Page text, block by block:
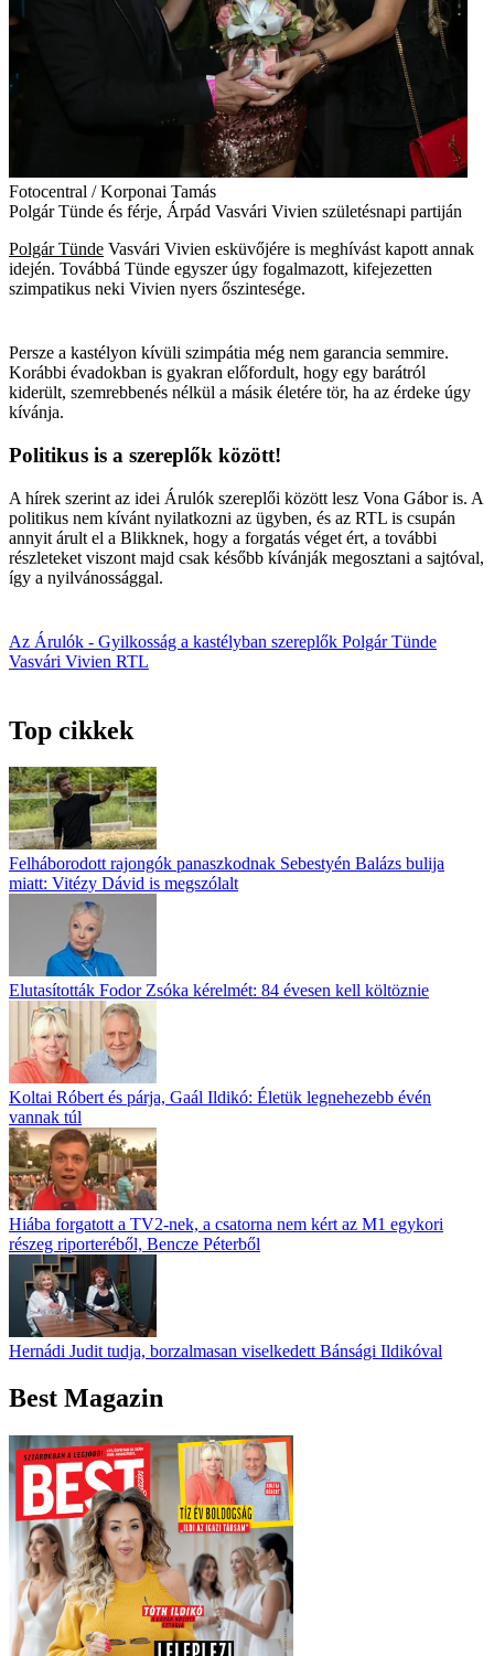
Fotocentral / Korponai Tamás
Polgár Tünde és férje, Árpád Vasvári Vivien születésnapi partiján
Polgár Tünde Vasvári Vivien esküvőjére is meghívást kapott annak
idején. Továbbá Tünde egyszer úgy fogalmazott, kifejezetten
szimpatikus neki Vivien nyers őszintesége.
Persze a kastélyon kívüli szimpátia még nem garancia semmire.
Korábbi évadokban is gyakran előfordult, hogy egy barátról
kiderült, szemrebbenés nélkül a másik életére tör, ha az érdeke úgy
kívánja.
Politikus is a szereplők között!
A hírek szerint az idei Árulók szereplői között lesz Vona Gábor is. A
politikus nem kívánt nyilatkozni az ügyben, és az RTL is csupán
annyit árult el a Blikknek, hogy a forgatás véget ért, a további
részleteket viszont majd csak később kívánják megosztani a sajtóval,
így a nyilvánossággal.
Az Árulók - Gyilkosság a kastélyban szereplők Polgár Tünde
Vasvári Vivien RTL
Top cikkek
Felháborodott rajongók panaszkodnak Sebestyén Balázs bulija
miatt: Vitézy Dávid is megszólalt
Elutasították Fodor Zsóka kérelmét: 84 évesen kell költöznie
Koltai Róbert és párja, Gaál Ildikó: Életük legnehezebb évén
vannak túl
Hiába forgatott a TV2-nek, a csatorna nem kért az M1 egykori
részeg riporteréből, Bencze Péterből
Hernádi Judit tudja, borzalmasan viselkedett Bánsági Ildikóval
Best Magazin